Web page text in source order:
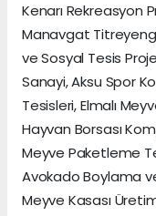
Kenarı Rekreasyon
Manavgat
ve Sosyal Tesis
Sanayi, Aksu Spor
Tesisleri, Elmalı
Hayvan Borsası
Meyve Paketleme
Avokado Boylama
Meyve Kasası